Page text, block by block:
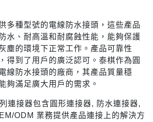
多種型號的電線防水接頭，這些產品
水、耐高溫和耐腐蝕性能，能夠保護
塵的環境下正常工作。產品可靠性
得到了用戶的廣泛認可。泰棋作為圓
線防水接頭的廠商，其產品質量穩
夠滿足廣大用戶的需求。
連接器包含圓形連接器, 防水連接器,
ODM 業務提供產品連接上的解決方